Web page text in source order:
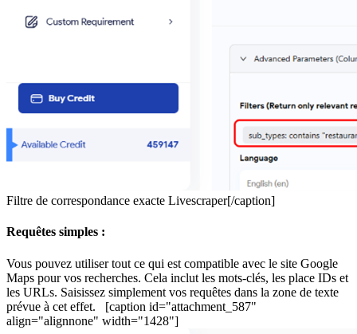
Filtre de correspondance exacte Livescraper[/caption]
Requêtes simples :
Vous pouvez utiliser tout ce qui est compatible avec le site Google
Maps pour vos recherches. Cela inclut les mots-clés, les place IDs et
les URLs. Saisissez simplement vos requêtes dans la zone de texte
prévue à cet effet. [caption id="attachment_587"
align="alignnone" width="1428"]